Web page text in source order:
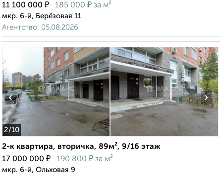
11 100 000 ₽ 185 000 ₽ за м²
мкр. 6-й, Берёзовая 11
Агентство, 05.08.2026
2/10
‹ ›
2-к квартира, вторичка, 89м², 9/16 этаж
17 000 000 ₽ 190 800 ₽ за м²
мкр. 6-й, Ольховая 9